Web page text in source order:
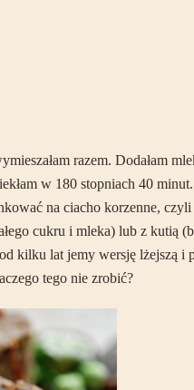
razem. Dodałam
w 180 stopniach 40
na ciacho korzenne,
cukru i mleka) lub z kutią
kilku lat jemy wersję lżejszą i
tego nie zrobić?